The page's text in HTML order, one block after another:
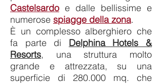
Castelsardo e dalle bellissime e
numerose spiagge della zona.
È un complesso alberghiero che
fa parte di Delphina Hotels &
Resorts, una struttura molto
grande e attrezzata, su una
superficie di 280.000 mq. che